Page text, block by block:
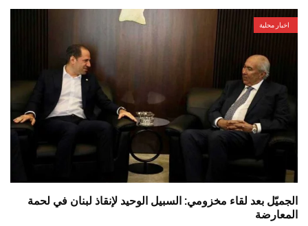
اخبار محلية
الجميّل بعد لقاء مخزومي: السبيل الوحيد لإنقاذ لبنان في لحمة
المعارضة